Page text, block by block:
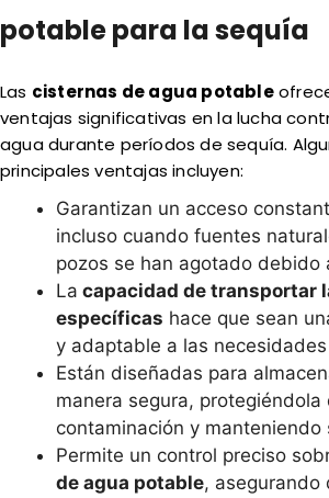
potable para la sequía
Las cisternas de agua potable
ventajas significativas en la lucha
agua durante períodos de sequía.
principales ventajas incluyen:
Garantizan un acceso
incluso cuando fuentes
pozos se han agotado debido
La capacidad de transportar
específicas hace que sean
y adaptable a las
Están diseñadas para
manera segura, protegiéndola
contaminación y manteniendo
Permite un control preciso
de agua potable, asegurando